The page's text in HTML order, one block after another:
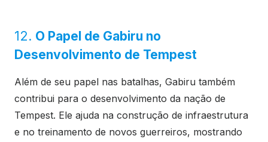
12. O Papel de Gabiru no
Desenvolvimento de Tempest
Além de seu papel nas batalhas, Gabiru também
contribui para o desenvolvimento da nação de
Tempest. Ele ajuda na construção de infraestrutura
e no treinamento de novos guerreiros, mostrando